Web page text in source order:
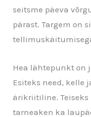
seitsme päeva
pärast. Targem on
Hea lähtepunkt on
Esiteks need, kelle
ärikriitiline. Teiseks
tarneaken ka